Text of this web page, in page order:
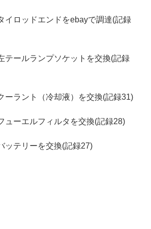
イロッドエンドをebayで調達(記録
テールランプソケットを交換(記録
ーラント（冷却液）を交換(記録31)
ューエルフィルタを交換(記録28)
ッテリーを交換(記録27)